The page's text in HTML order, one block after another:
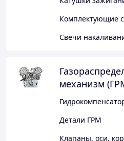
Комплектующие
Свечи
механизм
Детали ГРМ
Клапаны, оси,